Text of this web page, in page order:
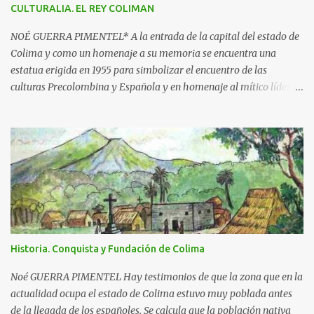
s
CULTURALIA. EL REY COLIMAN
NOÉ GUERRA PIMENTEL* A la entrada de la capital del estado de
Colima y como un homenaje a su memoria se encuentra una
estatua erigida en 1955 para simbolizar el encuentro de las
culturas Precolombina y Española y en homenaje al mítico líder
de México. El monumento representa a un ideal guerrero en pie,
sobre una base circular de más de 7 metros de alto. La estatua
labrada en piedra tono gris, descansa sobre un pedestal con el
jeroglífico primitivo de "Acolman" y la inscripción: Rey de
Coliman. En la base semicircular el escultor plasmó en
bajorrelieve enmarcado por una greca, escenas de la posible vida
cotidiana de la época, como el encuentro de dos culturas; hay
además dos inscripciones en forma de pergamino que dicen: "Más
fuerte que la historia, tu leyenda es a la vez destino y privilegio" y
"Colima exalta aquí las virtudes de...
Historia. Conquista y Fundación de Colima
Noé GUERRA PIMENTEL Hay testimonios de que la zona que en la
actualidad ocupa el estado de Colima estuvo muy poblada antes
de la llegada de los españoles. Se calcula que la población nativa